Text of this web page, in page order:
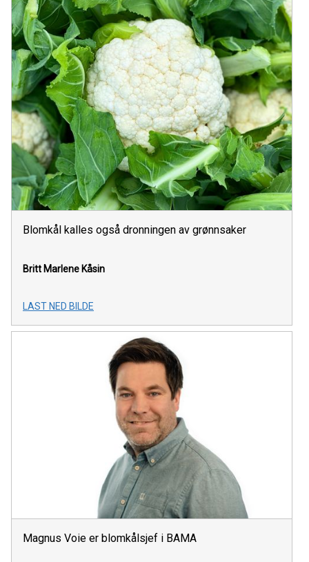
Blomkål kalles også dronningen av grønnsaker
Britt Marlene Kåsin
LAST NED BILDE
Magnus Voie er blomkålsjef i BAMA